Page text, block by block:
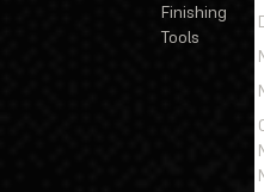
Finishing
Tools